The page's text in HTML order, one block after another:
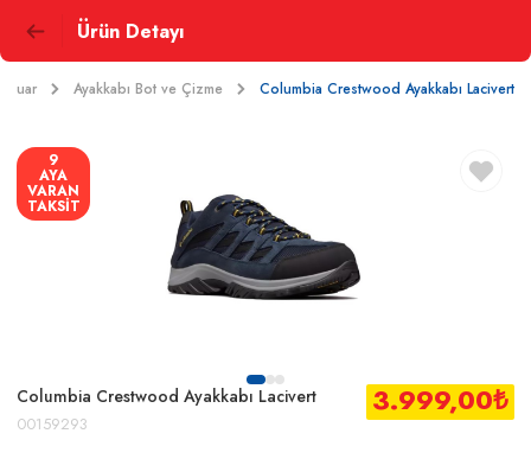
Ürün Detayı
Ayakkabı Bot ve Çizme Columbia Crestwood Ayakkabı Lacivert
9
AYA
VARAN
TAKSİT
Columbia Crestwood Ayakkabı Lacivert
00159293
3.999,00₺